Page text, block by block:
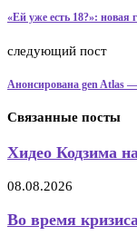
«Ей уже есть 18?»:
следующий пост
Анонсирована gen Atlas
Связанные посты
Хидео Кодзима
08.08.2026
Во время